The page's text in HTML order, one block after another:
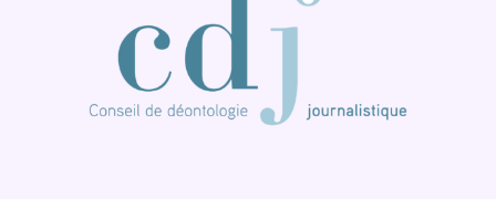
Consulter page Instagram